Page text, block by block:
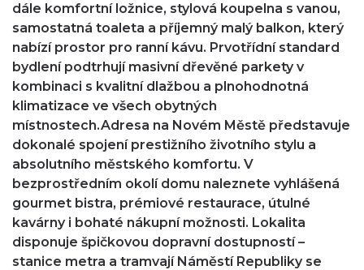
dále komfortní ložnice, stylová koupelna s vanou,
samostatná toaleta a příjemný malý balkon, který
nabízí prostor pro ranní kávu. Prvotřídní standard
bydlení podtrhují masivní dřevěné parkety v
kombinaci s kvalitní dlažbou a plnohodnotná
klimatizace ve všech obytných
místnostech.Adresa na Novém Městě představuje
dokonalé spojení prestižního životního stylu a
absolutního městského komfortu. V
bezprostředním okolí domu naleznete vyhlášená
gourmet bistra, prémiové restaurace, útulné
kavárny i bohaté nákupní možnosti. Lokalita
disponuje špičkovou dopravní dostupností –
stanice metra a tramvají Náměstí Republiky se